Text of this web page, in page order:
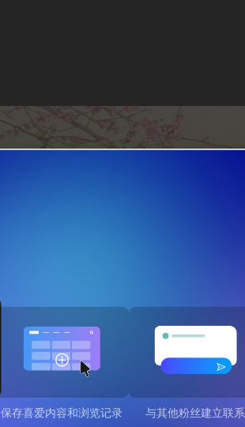
保存喜爱内容和浏览记录 与其他粉丝建立联系